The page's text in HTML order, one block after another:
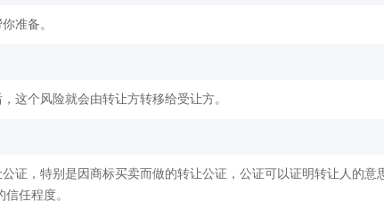
准备。
这个风险就会由转让方转移给受让方。
证，特别是因商标买卖而做的转让公证，公证可以证明转让人的意
任程度。